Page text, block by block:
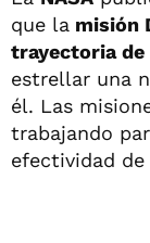
que la misión
trayectoria de
estrellar una
él. Las
trabajando
efectividad